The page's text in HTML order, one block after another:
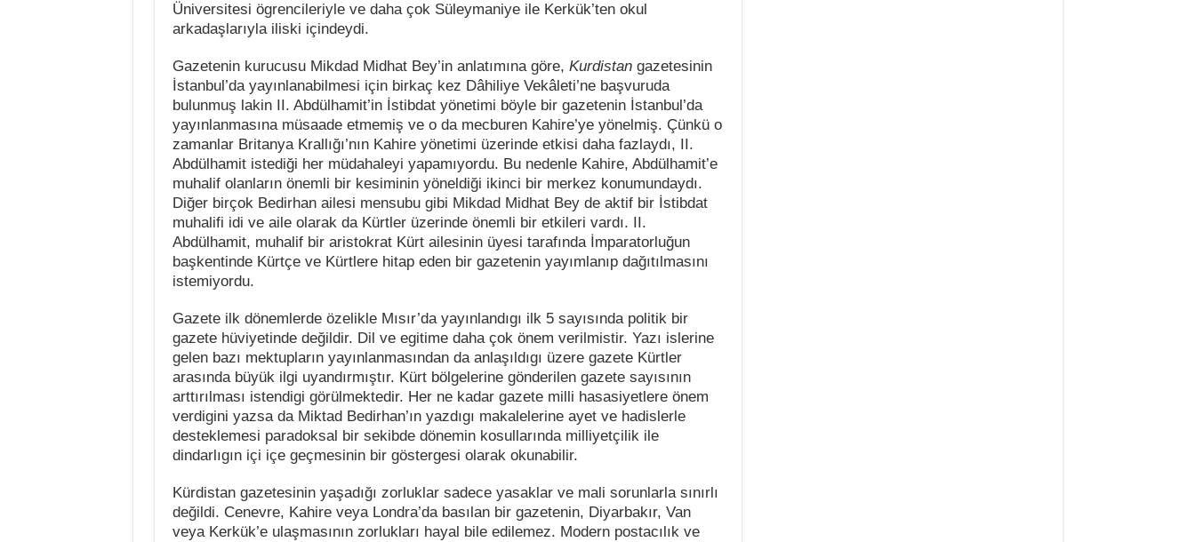
Üniversitesi ögrencileriyle ve daha çok Süleymaniye ile Kerkük’ten okul
arkadaşlarıyla iliski içindeydi.
Gazetenin kurucusu Mikdad Midhat Bey’in anlatımına göre, Kurdistan gazetesinin
İstanbul’da yayınlanabilmesi için birkaç kez Dâhiliye Vekâleti’ne başvuruda
bulunmuş lakin II. Abdülhamit’in İstibdat yönetimi böyle bir gazetenin İstanbul’da
yayınlanmasına müsaade etmemiş ve o da mecburen Kahire’ye yönelmiş. Çünkü o
zamanlar Britanya Krallığı’nın Kahire yönetimi üzerinde etkisi daha fazlaydı, II.
Abdülhamit istediği her müdahaleyi yapamıyordu. Bu nedenle Kahire, Abdülhamit’e
muhalif olanların önemli bir kesiminin yöneldiği ikinci bir merkez konumundaydı.
Diğer birçok Bedirhan ailesi mensubu gibi Mikdad Midhat Bey de aktif bir İstibdat
muhalifi idi ve aile olarak da Kürtler üzerinde önemli bir etkileri vardı. II.
Abdülhamit, muhalif bir aristokrat Kürt ailesinin üyesi tarafında İmparatorluğun
başkentinde Kürtçe ve Kürtlere hitap eden bir gazetenin yayımlanıp dağıtılmasını
istemiyordu.
Gazete ilk dönemlerde özelikle Mısır’da yayınlandıgı ilk 5 sayısında politik bir
gazete hüviyetinde değildir. Dil ve egitime daha çok önem verilmistir. Yazı islerine
gelen bazı mektupların yayınlanmasından da anlaşıldıgı üzere gazete Kürtler
arasında büyük ilgi uyandırmıştır. Kürt bölgelerine gönderilen gazete sayısının
arttırılması istendigi görülmektedir. Her ne kadar gazete milli hasasiyetlere önem
verdigini yazsa da Miktad Bedirhan’ın yazdıgı makalelerine ayet ve hadislerle
desteklemesi paradoksal bir sekibde dönemin kosullarında milliyetçilik ile
dindarlıgın içi içe geçmesinin bir göstergesi olarak okunabilir.
Kürdistan gazetesinin yaşadığı zorluklar sadece yasaklar ve mali sorunlarla sınırlı
değildi. Cenevre, Kahire veya Londra’da basılan bir gazetenin, Diyarbakır, Van
veya Kerkük’e ulaşmasının zorlukları hayal bile edilemez. Modern postacılık ve